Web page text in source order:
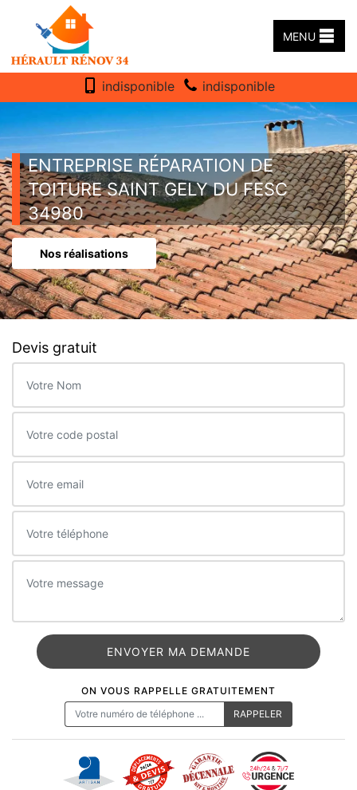
MENU
indisponible indisponible
ENTREPRISE RÉPARATION DE
TOITURE SAINT GELY DU FESC
34980
Nos réalisations
Devis gratuit
ON VOUS RAPPELLE GRATUITEMENT